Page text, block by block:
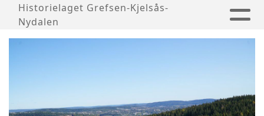
Historielaget Grefsen-Kjelsås-
Nydalen